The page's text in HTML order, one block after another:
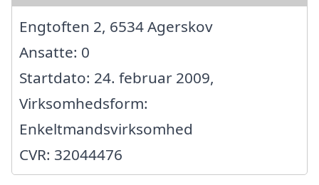
Engtoften 2, 6534 Agerskov
Ansatte: 0
Startdato: 24. februar 2009,
Virksomhedsform:
Enkeltmandsvirksomhed
CVR: 32044476